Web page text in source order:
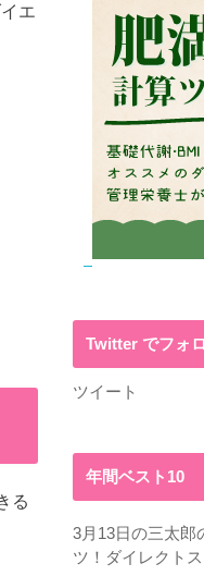
エ
る
Twitter でフォ
ツイート
年間ベスト10
3月13日の三太郎
ツ！ダイレクト